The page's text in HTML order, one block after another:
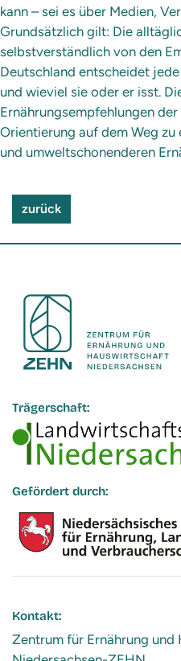
kann – sei es über Medien,
Grundsätzlich gilt: Die
selbstverständlich von den
Deutschland entscheidet
und wieviel sie oder er isst.
Ernährungsempfehlungen
Orientierung auf dem Weg
und umweltschonenderen
zurück
Trägerschaft:
Gefördert durch:
Kontakt:
Zentrum für Ernährung